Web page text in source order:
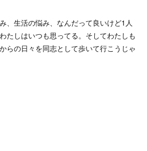
、生活の悩み、なんだって良いけど1人
たしはいつも思ってる。そしてわたしも
らの日々を同志として歩いて行こうじゃ